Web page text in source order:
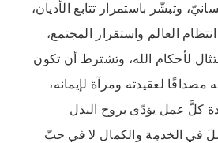
وتبشّر باستمرار تتابع الأديان،
العالم واستقرار المجتمع،
لأحكام الله، وتشترط أن تكون
مصداقًا لعقيدته ومرآة لإيمانه،
كلَّ عمل يؤدّى بروح البذل
في الخدمِة والكمال لا في حبّ